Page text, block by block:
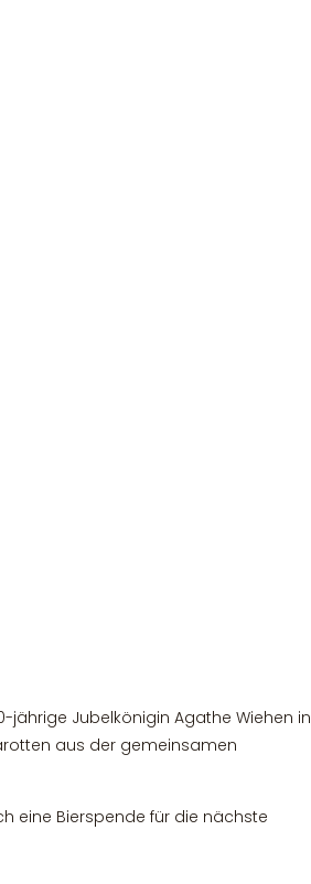
jährige Jubelkönigin Agathe Wiehen in
aus der gemeinsamen
eine Bierspende für die nächste